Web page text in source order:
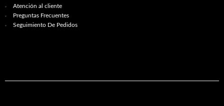
Atención al cliente
Preguntas Frecuentes
Seguimiento De Pedidos